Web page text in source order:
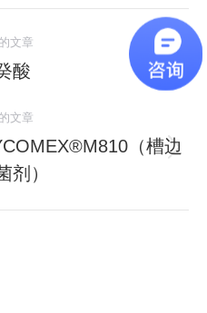
文章
历
的
文
章：
酸
文章
来
的
（槽边
剂）